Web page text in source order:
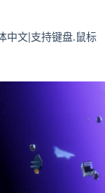
中文|支持键盘.鼠标